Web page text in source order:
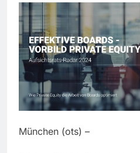
München (ots) –